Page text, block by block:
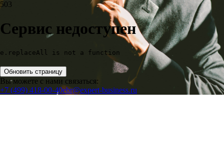
503
Сервис недоступен
e.replaceAll is not a function
Обновить страницу
Вы можете с нами связаться:
+7 (499) 418-00-40ebr@expert-business.ru